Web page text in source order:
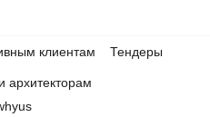
клиентам Тендеры
архитекторам